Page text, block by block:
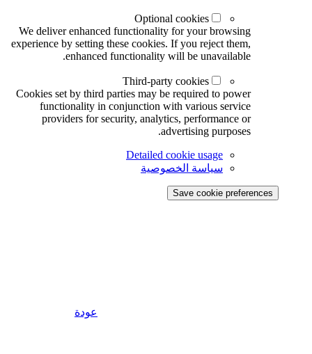
Optional cookies
We deliver enhanced functionality for your browsing
experience by setting these cookies. If you reject them,
enhanced functionality will be unavailable.
Third-party cookies
Cookies set by third parties may be required to power
functionality in conjunction with various service
providers for security, analytics, performance or
advertising purposes.
Detailed cookie usage
سياسة الخصوصية
Save cookie preferences
عودة